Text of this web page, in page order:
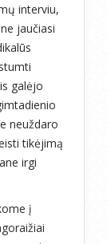
interviu,
jaučiasi
galėjo
neuždaro
tikėjimą
irgi
į